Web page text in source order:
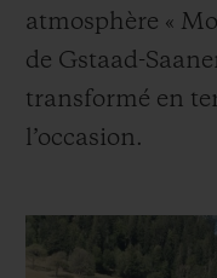
atmosphère «
de Gstaad-
transformé en
l’occasion.